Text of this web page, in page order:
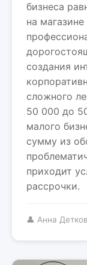
бизнеса
на
создания
сложного
50 000 до
малого
сумму из
приходит
рассрочки.
👤 Анна